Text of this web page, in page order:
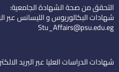
-
e
i
u
b
التحقق من صحة الشهادة الجامعية:
شهادات البكالوريوس و الليسانس عبر
Stu_Affairs@psu.edu.eg
شهادات الدراسات العليا عبر البريد